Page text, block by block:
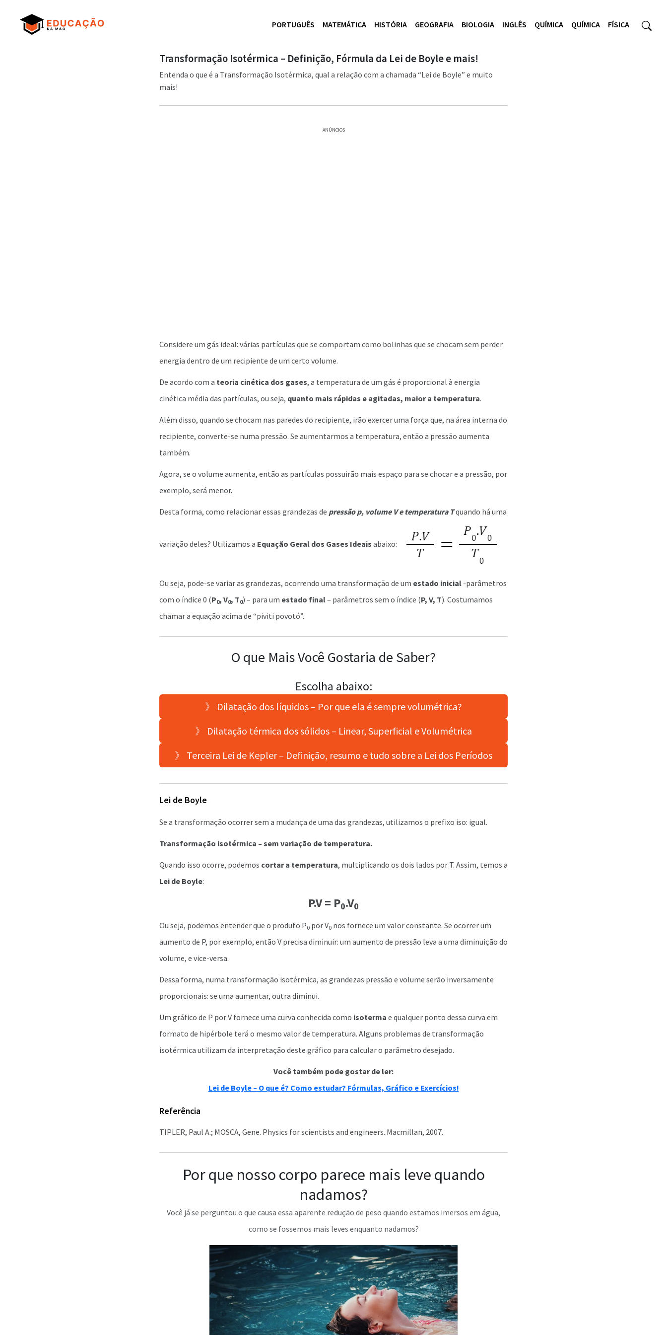
PORTUGUÊS MATEMÁTICA HISTÓRIA GEOGRAFIA BIOLOGIA INGLÊS QUÍMICA QUÍMICA FÍSICA
Transformação Isotérmica – Definição, Fórmula da Lei de Boyle e mais!
Entenda o que é a Transformação Isotérmica, qual a relação com a chamada “Lei de Boyle” e muito
mais!
ANÚNCIOS
Considere um gás ideal: várias partículas que se comportam como bolinhas que se chocam sem perder
energia dentro de um recipiente de um certo volume.
De acordo com a teoria cinética dos gases, a temperatura de um gás é proporcional à energia
cinética média das partículas, ou seja, quanto mais rápidas e agitadas, maior a temperatura.
Além disso, quando se chocam nas paredes do recipiente, irão exercer uma força que, na área interna do
recipiente, converte-se numa pressão. Se aumentarmos a temperatura, então a pressão aumenta
também.
Agora, se o volume aumenta, então as partículas possuirão mais espaço para se chocar e a pressão, por
exemplo, será menor.
Desta forma, como relacionar essas grandezas de pressão p, volume V e temperatura Tquando há uma
variação deles? Utilizamos a Equação Geral dos Gases Ideais abaixo:
Ou seja, pode-se variar as grandezas, ocorrendo uma transformação de um estado inicial -parâmetros
com o índice 0 (P0, V0, T0) – para um estado final– parâmetros sem o índice (P, V, T). Costumamos
chamar a equação acima de “piviti povotó”.
O que Mais Você Gostaria de Saber?
Escolha abaixo:
》 Dilatação dos líquidos – Por que ela é sempre volumétrica?
》 Dilatação térmica dos sólidos – Linear, Superficial e Volumétrica
》 Terceira Lei de Kepler – Definição, resumo e tudo sobre a Lei dos Períodos
Lei de Boyle
Se a transformação ocorrer sem a mudança de uma das grandezas, utilizamos o prefixo iso: igual.
Transformação isotérmica – sem variação de temperatura.
Quando isso ocorre, podemos cortar a temperatura, multiplicando os dois lados por T. Assim, temos a
Lei de Boyle:
P.V = P0.V0
Ou seja, podemos entender que o produto P0 por V0 nos fornece um valor constante. Se ocorrer um
aumento de P, por exemplo, então V precisa diminuir: um aumento de pressão leva a uma diminuição do
volume, e vice-versa.
Dessa forma, numa transformação isotérmica, as grandezas pressão e volume serão inversamente
proporcionais: se uma aumentar, outra diminui.
Um gráfico de P por V fornece uma curva conhecida como isoterma e qualquer ponto dessa curva em
formato de hipérbole terá o mesmo valor de temperatura. Alguns problemas de transformação
isotérmica utilizam da interpretação deste gráfico para calcular o parâmetro desejado.
Você também pode gostar de ler:
Lei de Boyle – O que é? Como estudar? Fórmulas, Gráfico e Exercícios!
Referência
TIPLER, Paul A.; MOSCA, Gene. Physics for scientists and engineers. Macmillan, 2007.
Por que nosso corpo parece mais leve quando
nadamos?
Você já se perguntou o que causa essa aparente redução de peso quando estamos imersos em água,
como se fossemos mais leves enquanto nadamos?